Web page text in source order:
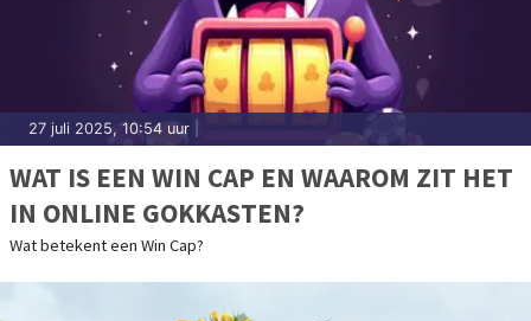
27 juli 2025, 10:54 uur
WAT IS EEN WIN CAP EN WAAROM ZIT HET
IN ONLINE GOKKASTEN?
Wat betekent een Win Cap?